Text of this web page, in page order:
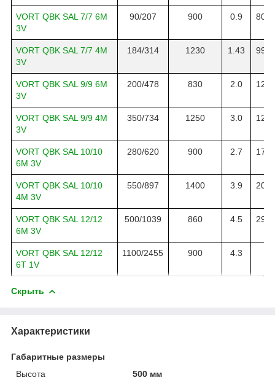
VORT QBK SAL 7/7 6M
3V
90/207 900 0.9 800/
VORT QBK SAL 7/7 4M
3V
184/314 1230 1.43 990/
VORT QBK SAL 9/9 6M
3V
200/478 830 2.0
VORT QBK SAL 9/9 4M
3V
350/734 1250 3.0
VORT QBK SAL 10/10
6M 3V
280/620 900 2.7
VORT QBK SAL 10/10
4M 3V
550/897 1400 3.9
VORT QBK SAL 12/12
6M 3V
500/1039 860 4.5
VORT QBK SAL 12/12
6T 1V
1100/2455 900 4.3
Скрыть
Характеристики
Габаритные размеры
Высота
500 мм